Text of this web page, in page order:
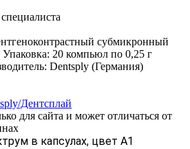
субмикронный
20 компьюл по 0,25 г
Dentsply (Германия)
Дентcплай
для сайта и может отличаться от
в капсулах, цвет А1